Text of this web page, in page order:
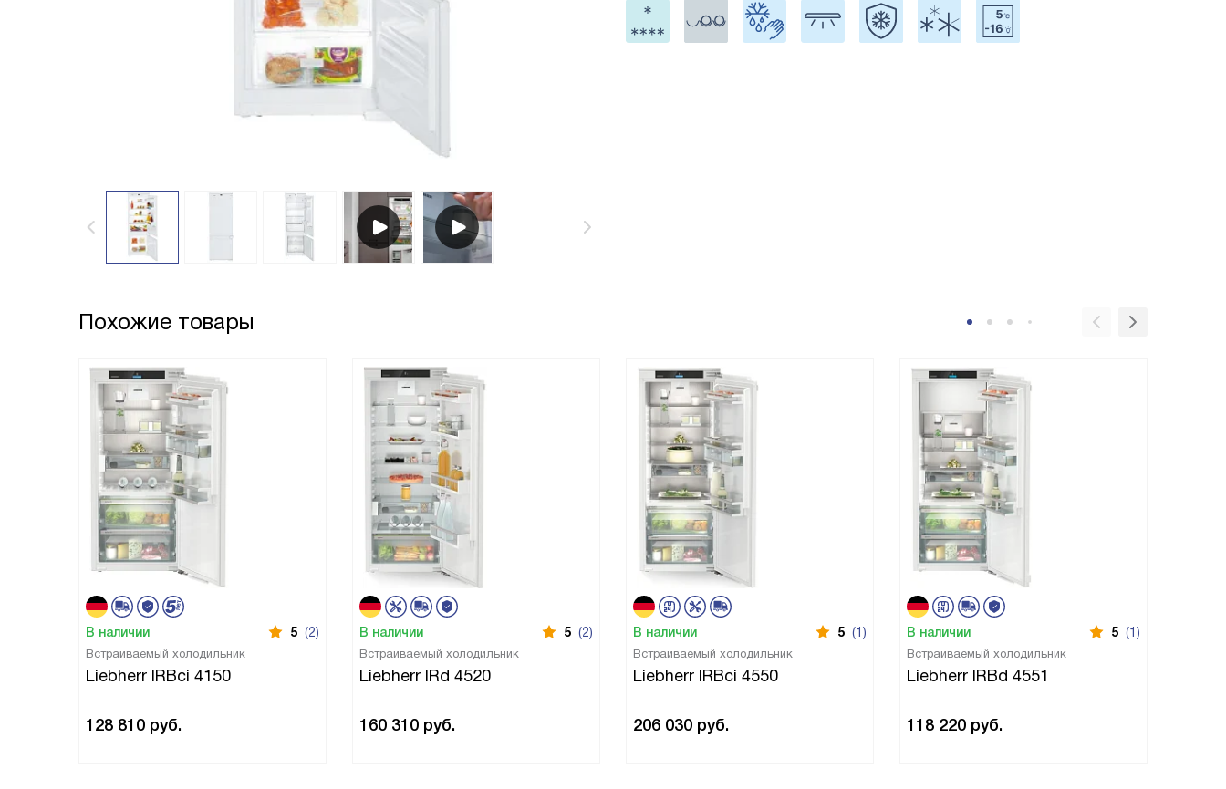
Похожие товары
В наличии 5 (2)
Встраиваемый холодильник
Liebherr IRBci 4150
128 810 руб.
В наличии 5 (2)
Встраиваемый холодильник
Liebherr IRd 4520
160 310 руб.
В наличии 5 (1)
Встраиваемый холодильник
Liebherr IRBci 4550
206 030 руб.
В наличии 5 (1)
Встраиваемый холодильник
Liebherr IRBd 4551
118 220 руб.